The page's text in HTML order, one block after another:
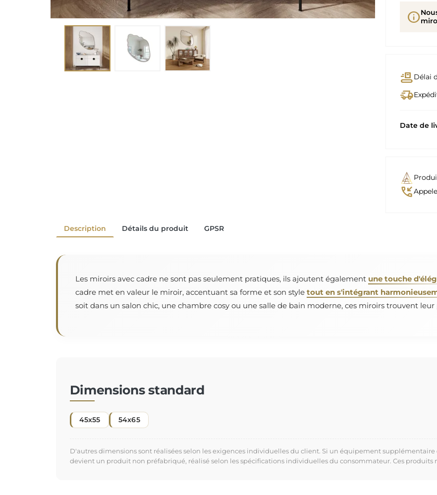
info
conveyor_beltDélai
delivery_truck_speed
Date de
phone_callback
Description Détails du produit GPSR
Les miroirs avec cadre ne sont pas seulement pratiques, ils ajoutent également une touche
cadre met en valeur le miroir, accentuant sa forme et son style tout en s'intégrant
soit dans un salon chic, une chambre cosy ou une salle de bain moderne, ces miroirs trouvent
Dimensions standard
45x55 54x65
D'autres dimensions sont réalisées selon les exigences individuelles du client. Si un équipement
devient un produit non préfabriqué, réalisé selon les spécifications individuelles du consommateur. Ces produits